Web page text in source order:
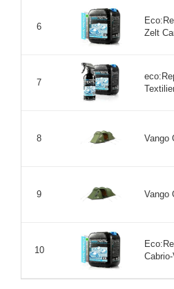
6
Zelt
7
8 Vango
9 Vango
10